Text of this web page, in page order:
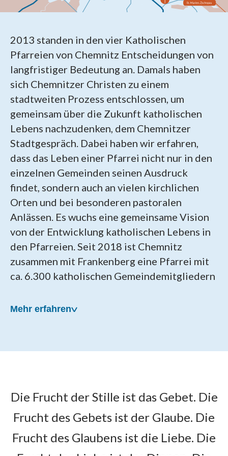
2013 standen in den vier Katholischen
Pfarreien von Chemnitz Entscheidungen von
langfristiger Bedeutung an. Damals haben
sich Chemnitzer Christen zu einem
stadtweiten Prozess entschlossen, um
gemeinsam über die Zukunft katholischen
Lebens nachzudenken, dem Chemnitzer
Stadtgespräch. Dabei haben wir erfahren,
dass das Leben einer Pfarrei nicht nur in den
einzelnen Gemeinden seinen Ausdruck
findet, sondern auch an vielen kirchlichen
Orten und bei besonderen pastoralen
Anlässen. Es wuchs eine gemeinsame Vision
von der Entwicklung katholischen Lebens in
den Pfarreien. Seit 2018 ist Chemnitz
zusammen mit Frankenberg eine Pfarrei mit
ca. 6.300 katholischen Gemeindemitgliedern
Mehr erfahren
22. April 2018 gegründet
Als Patronat für die neue Pfarrei wählten die
Chemnitzer die Hl. Mutter Teresa, die in den
Die Frucht der Stille ist das Gebet. Die
Frucht des Gebets ist der Glaube. Die
Frucht des Glaubens ist die Liebe. Die